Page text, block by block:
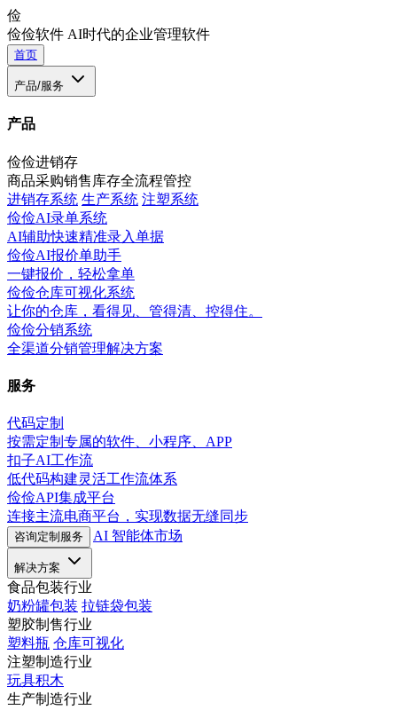
俭
俭俭软件 AI时代的企业管理软件
首页
产品/服务
产品
俭俭进销存
商品采购销售库存全流程管控
进销存系统 生产系统 注塑系统
俭俭AI录单系统
AI辅助快速精准录入单据
俭俭AI报价单助手
一键报价，轻松拿单
俭俭仓库可视化系统
让你的仓库，看得见、管得清、控得住。
俭俭分销系统
全渠道分销管理解决方案
服务
代码定制
按需定制专属的软件、小程序、APP
扣子AI工作流
低代码构建灵活工作流体系
俭俭API集成平台
连接主流电商平台，实现数据无缝同步
咨询定制服务 AI 智能体市场
解决方案
食品包装行业
奶粉罐包装 拉链袋包装
塑胶制售行业
塑料瓶 仓库可视化
注塑制造行业
玩具积木
生产制造行业